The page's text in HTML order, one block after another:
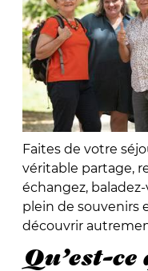
Faites de votre
véritable partage,
échangez,
plein de souvenirs
découvrir
Qu’est-